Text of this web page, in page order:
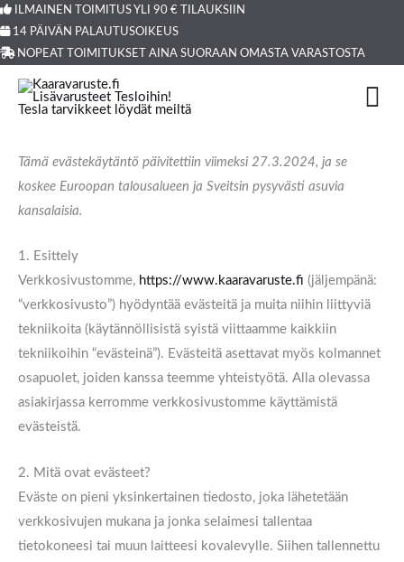
ILMAINEN TOIMITUS YLI 90 € TILAUKSIIN
14 PÄIVÄN PALAUTUSOIKEUS
NOPEAT TOIMITUKSET AINA SUORAAN OMASTA VARASTOSTA
Siirry
sisältöön
Tämä evästekäytäntö päivitettiin viimeksi 27.3.2024, ja se
koskee Euroopan talousalueen ja Sveitsin pysyvästi asuvia
kansalaisia.
1. Esittely
Verkkosivustomme, https://www.kaaravaruste.fi (jäljempänä:
“verkkosivusto”) hyödyntää evästeitä ja muita niihin liittyviä
tekniikoita (käytännöllisistä syistä viittaamme kaikkiin
tekniikoihin “evästeinä”). Evästeitä asettavat myös kolmannet
osapuolet, joiden kanssa teemme yhteistyötä. Alla olevassa
asiakirjassa kerromme verkkosivustomme käyttämistä
evästeistä.
2. Mitä ovat evästeet?
Eväste on pieni yksinkertainen tiedosto, joka lähetetään
verkkosivujen mukana ja jonka selaimesi tallentaa
tietokoneesi tai muun laitteesi kovalevylle. Siihen tallennettu
Consent
to
Consent
to
Consent
to
Consent
to
Consent
to
Consent
to
Consent
to
Consent
to
Consent
to
Consent
to
Products
search